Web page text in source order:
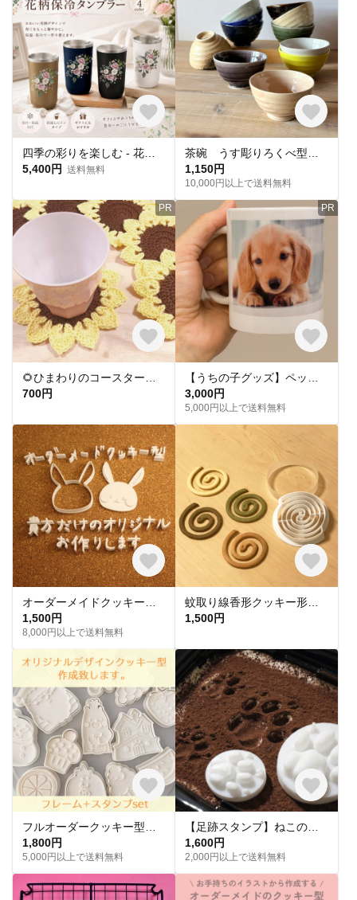
5,400円 送料無料
1,150円
10,000円以上で送料無料
PR
700円
PR
3,000円
5,000円以上で送料無料
1,500円
8,000円以上で送料無料
1,500円
1,800円
5,000円以上で送料無料
1,600円
2,000円以上で送料無料